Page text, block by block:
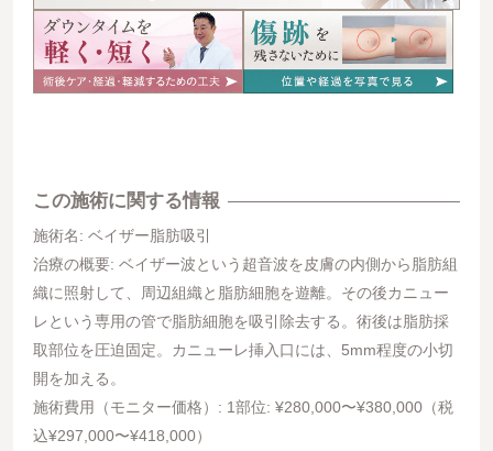
この施術に関する情報
施術名: ベイザー脂肪吸引
治療の概要: ベイザー波という超音波を皮膚の内側から脂肪組
織に照射して、周辺組織と脂肪細胞を遊離。その後カニュー
レという専用の管で脂肪細胞を吸引除去する。術後は脂肪採
取部位を圧迫固定。カニューレ挿入口には、5mm程度の小切
開を加える。
施術費用（モニター価格）: 1部位: ¥280,000〜¥380,000（税
込¥297,000〜¥418,000）